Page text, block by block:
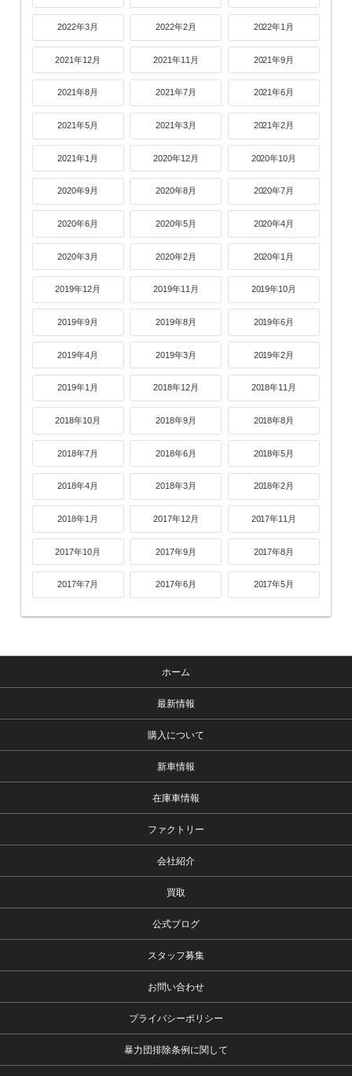
2022年3月 2022年2月 2022年1月
2021年12月 2021年11月 2021年9月
2021年8月 2021年7月 2021年6月
2021年5月 2021年3月 2021年2月
2021年1月 2020年12月 2020年10月
2020年9月 2020年8月 2020年7月
2020年6月 2020年5月 2020年4月
2020年3月 2020年2月 2020年1月
2019年12月 2019年11月 2019年10月
2019年9月 2019年8月 2019年6月
2019年4月 2019年3月 2019年2月
2019年1月 2018年12月 2018年11月
2018年10月 2018年9月 2018年8月
2018年7月 2018年6月 2018年5月
2018年4月 2018年3月 2018年2月
2018年1月 2017年12月 2017年11月
2017年10月 2017年9月 2017年8月
2017年7月 2017年6月 2017年5月
ホーム
最新情報
購入について
新車情報
在庫車情報
ファクトリー
会社紹介
買取
公式ブログ
スタッフ募集
お問い合わせ
プライバシーポリシー
暴力団排除条例に関して